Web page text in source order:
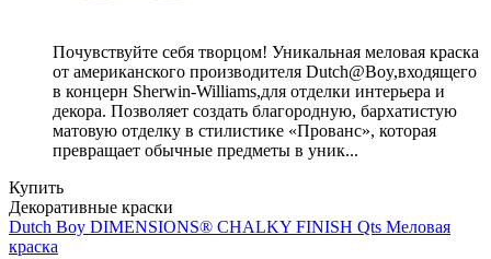
Почувствуйте себя творцом! Уникальная меловая краска
от американского производителя Dutch@Boy,входящего
в концерн Sherwin-Williams,для отделки интерьера и
декора. Позволяет создать благородную, бархатистую
матовую отделку в стилистике «Прованс», которая
превращает обычные предметы в уник...
Купить
Декоративные краски
Dutch Boy DIMENSIONS® CHALKY FINISH Qts Меловая
краска